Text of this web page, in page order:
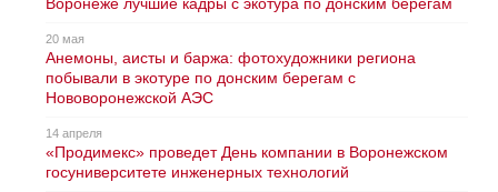
20 мая
Анемоны, аисты и баржа: фотохудожники региона
побывали в экотуре по донским берегам с
Нововоронежской АЭС
14 апреля
«Продимекс» проведет День компании в Воронежском
госуниверситете инженерных технологий